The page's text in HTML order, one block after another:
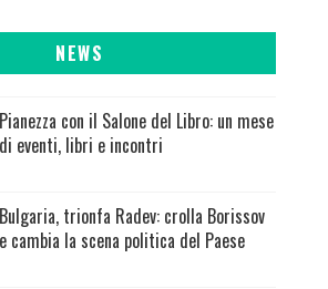
NEWS
Pianezza con il Salone del Libro: un mese
di eventi, libri e incontri
Bulgaria, trionfa Radev: crolla Borissov
e cambia la scena politica del Paese